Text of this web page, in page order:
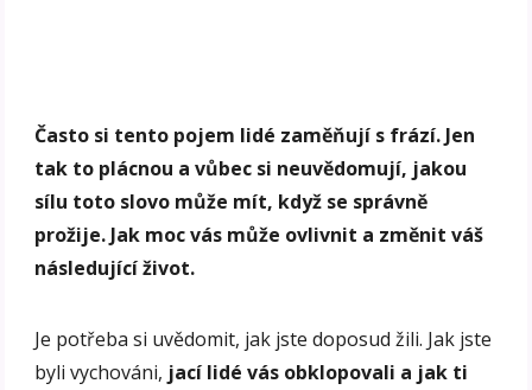
Často si tento pojem lidé zaměňují s frází. Jen
tak to plácnou a vůbec si neuvědomují, jakou
sílu toto slovo může mít, když se správně
prožije. Jak moc vás může ovlivnit a změnit váš
následující život.
Je potřeba si uvědomit, jak jste doposud žili. Jak jste
byli vychováni, jací lidé vás obklopovali a jak ti